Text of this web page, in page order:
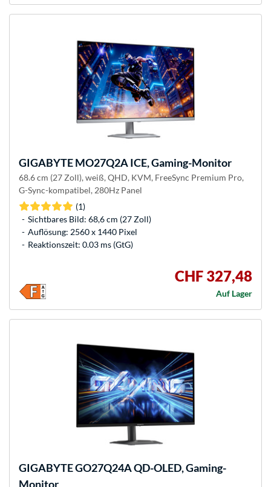
GIGABYTEMO27Q2A ICE, Gaming-Monitor
68.6 cm (27 Zoll), weiß, QHD, KVM, FreeSync Premium Pro,
G-Sync-kompatibel, 280Hz Panel
(1)
Sichtbares Bild: 68,6 cm (27 Zoll)
Auflösung: 2560 x 1440 Pixel
Reaktionszeit: 0.03 ms (GtG)
CHF 327,48
Auf Lager
GIGABYTEGO27Q24A QD-OLED, Gaming-
Monitor